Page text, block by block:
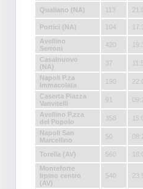
Qualiano (NA) 113
Portici (NA) 104
Avellino
Serroni
420
Casalnuovo
(NA)
37
Napoli P.za
Immacolata
190
Caserta Piazza
Vanvitelli
91
Avellino P.zza
del Popolo
358
Napoli San
Marcellino
50
Torella (AV) 560
Monteforte
Irpino centro
(AV)
540